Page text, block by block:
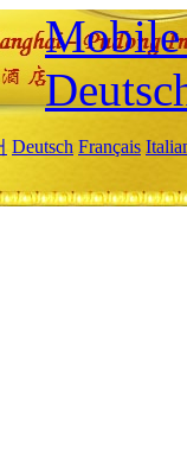
Mobile
Deutsch Français